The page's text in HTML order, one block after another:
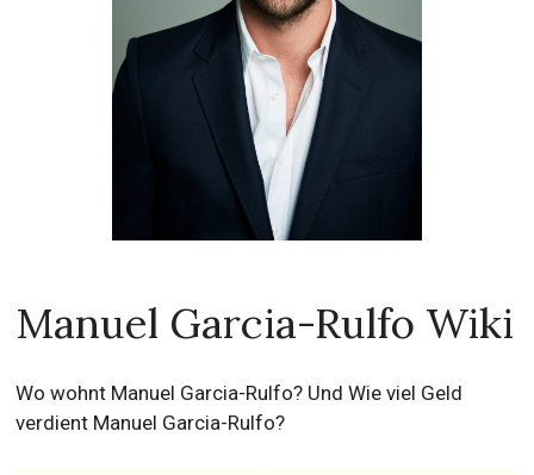
Manuel Garcia-Rulfo Wiki
Wo wohnt Manuel Garcia-Rulfo? Und Wie viel Geld
verdient Manuel Garcia-Rulfo?